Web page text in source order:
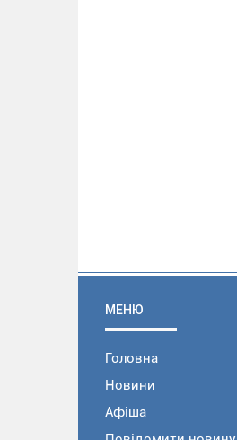
МЕНЮ
Головна
Новини
Афіша